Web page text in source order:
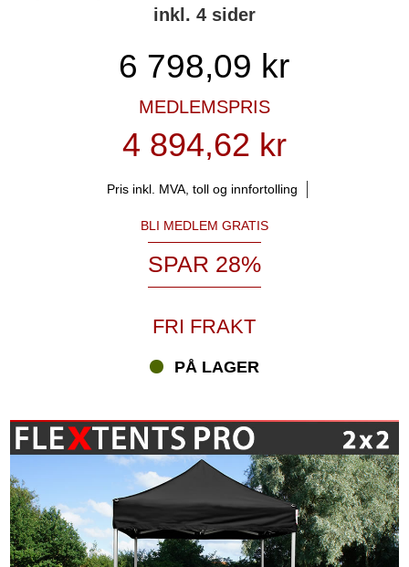
inkl. 4 sider
6 798,09 kr
MEDLEMSPRIS
4 894,62 kr
Pris inkl. MVA, toll og innfortolling
BLI MEDLEM GRATIS
SPAR 28%
FRI FRAKT
PÅ LAGER